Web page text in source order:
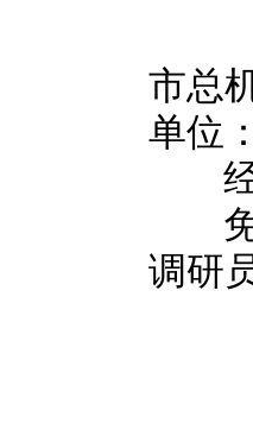
市总
单位
经
免
调研